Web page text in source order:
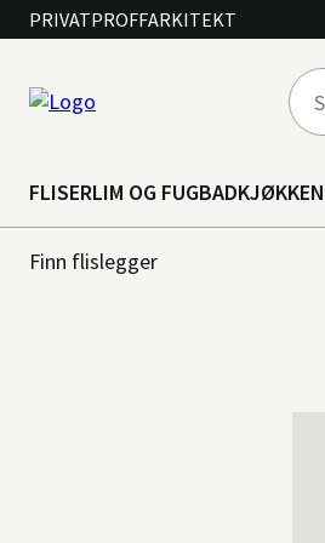
PRIVATPROFFARKITEKT
FLISERLIM OG FUGBADKJØKKEN
Finn flislegger